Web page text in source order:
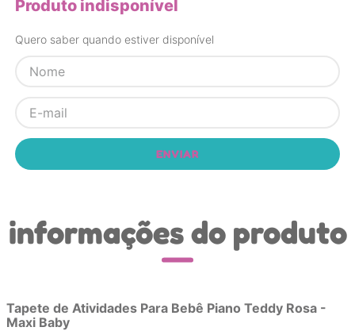
Produto indisponível
Quero saber quando estiver disponível
ENVIAR
informações do produto
Tapete de Atividades Para Bebê Piano Teddy Rosa -
Maxi Baby
8º
mamadeira
9º
brinquedo banho
10º brinquedo